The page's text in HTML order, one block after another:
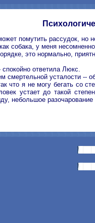
помутить рассудок, но
собака, у меня
это нормально,
спокойно ответила Люкс.
смертельной усталости --
что я не могу бегать со
устает до такой
небольшое